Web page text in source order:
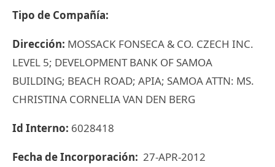
Tipo de Compañía:
Dirección: MOSSACK FONSECA & CO. CZECH INC.
LEVEL 5; DEVELOPMENT BANK OF SAMOA
BUILDING; BEACH ROAD; APIA; SAMOA ATTN: MS.
CHRISTINA CORNELIA VAN DEN BERG
Id Interno: 6028418
Fecha de Incorporación: 27-APR-2012